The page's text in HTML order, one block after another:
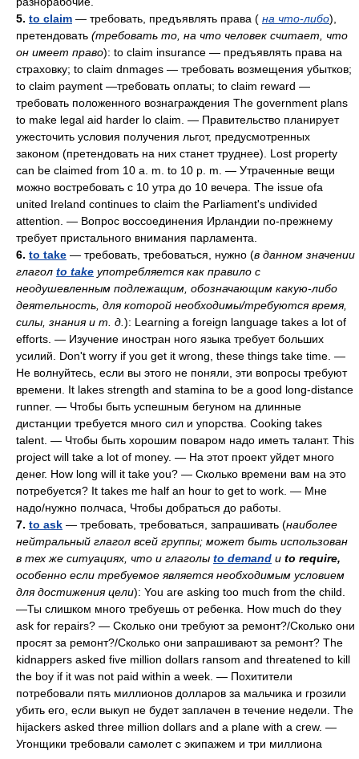
5. to claim — требовать, предъявлять права ( на что-либо),
претендовать (требовать то, на что человек считает, что
он имеет право): to claim insurance — предъявлять права на
страховку; to claim dnmages — требовать возмещения убытков;
to claim payment —требовать оплаты; to claim reward —
требовать положенного вознаграждения The government plans
to make legal aid harder lo claim. — Правительство планирует
ужесточить условия получения льгот, предусмотренных
законом (претендовать на них станет труднее). Lost property
can be claimed from 10 a. m. to 10 p. m. — Утраченные вещи
можно востребовать с 10 утра до 10 вечера. The issue ofa
united Ireland continues to claim the Parliament's undivided
attention. — Вопрос воссоединения Ирландии по-прежнему
требует пристального внимания парламента.
6. to take — требовать, требоваться, нужно (в данном значении
глагол to take употребляется как правило с
неодушевленным подлежащим, обозначающим какую-либо
деятельность, для которой необходимы/требуются время,
силы, знания и т. д. ): Learning a foreign language takes a lot of
efforts. — Изучение иностран ного языка требует больших
усилий. Don't worry if you get it wrong, these things take time. —
He волнуйтесь, если вы этого не поняли, эти вопросы требуют
времени. It lakes strength and stamina to be a good long-distance
runner. — Чтобы быть успешным бегуном на длинные
дистанции требуется много сил и упорства. Cooking takes
talent. — Чтобы быть хорошим поваром надо иметь талант. This
project will take a lot of money. — На этот проект уйдет много
денег. How long will it take you? — Сколько времени вам на это
потребуется? It takes me half an hour to get to work. — Мне
надо/нужно полчаса, Чтобы добраться до работы.
7. to ask — требовать, требоваться, запрашивать (наиболее
нейтральный глагол всей группы; может быть использован
в тех же ситуациях, что и глаголы to demand и to require,
особенно если требуемое является необходимым условием
для достижения цели): You are asking too much from the child.
—Ты слишком много требуешь от ребенка. How much do they
ask for repairs? — Сколько они требуют за ремонт?/Сколько они
просят за ремонт?/Сколько они запрашивают за ремонт? The
kidnappers asked five million dollars ransom and threatened to kill
the boy if it was not paid within a week. — Похитители
потребовали пять миллионов долларов за мальчика и грозили
убить его, если выкуп не будет заплачен в течение недели. The
hijackers asked three million dollars and a plane with a crew. —
Угонщики требовали самолет с экипажем и три миллиона